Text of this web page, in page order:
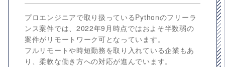
プロエンジニアで取り扱っているPythonのフリーラ
ンス案件では、2022年9月時点ではおよそ半数弱の
案件がリモートワーク可となっています。
フルリモートや時短勤務を取り入れている企業もあ
り、柔軟な働き方への対応が進んでいます。